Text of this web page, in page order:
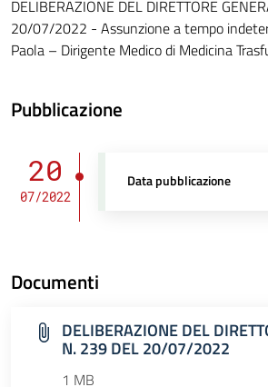
DELIBERAZIONE DEL DIRETTORE
20/07/2022 - Assunzione a tempo
Paola – Dirigente Medico di Medicina
Pubblicazione
20
07/2022
Data pubblicazione
Documenti
DELIBERAZIONE DEL
N. 239 DEL 20/07/2022
1 MB